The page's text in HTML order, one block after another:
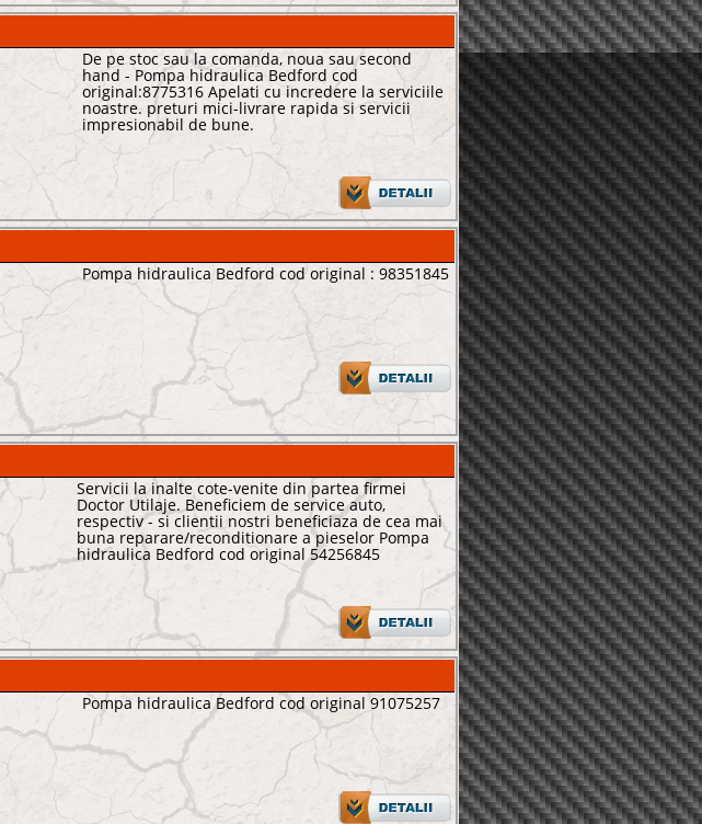
De pe stoc sau la comanda, noua sau second
hand - Pompa hidraulica Bedford cod
original:8775316 Apelati cu incredere la serviciile
noastre. preturi mici-livrare rapida si servicii
impresionabil de bune.
Pompa hidraulica Bedford cod original : 98351845
Servicii la inalte cote-venite din partea firmei
Doctor Utilaje. Beneficiem de service auto,
respectiv - si clientii nostri beneficiaza de cea mai
buna reparare/reconditionare a pieselor Pompa
hidraulica Bedford cod original 54256845
Pompa hidraulica Bedford cod original 91075257